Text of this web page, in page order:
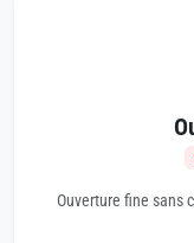
Ouverture fine sans